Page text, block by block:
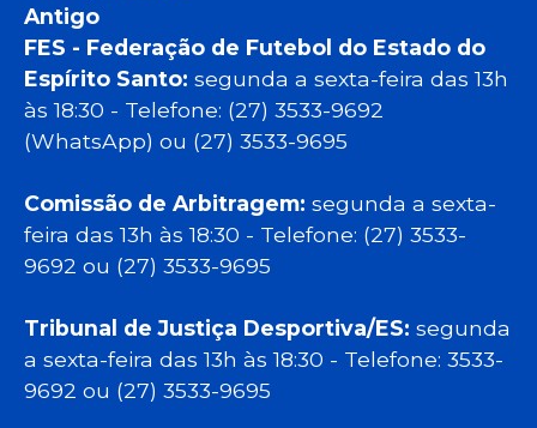
Antigo
FES - Federação de Futebol do Estado do
Espírito Santo: segunda a sexta-feira das 13h
às 18:30 - Telefone: (27) 3533-9692
(WhatsApp) ou (27) 3533-9695
Comissão de Arbitragem: segunda a sexta-
feira das 13h às 18:30 - Telefone: (27) 3533-
9692 ou (27) 3533-9695
Tribunal de Justiça Desportiva/ES: segunda
a sexta-feira das 13h às 18:30 - Telefone: 3533-
9692 ou (27) 3533-9695